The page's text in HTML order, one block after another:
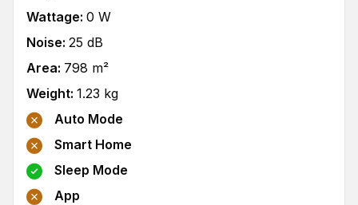
Wattage: 0 W
Noise: 25 dB
Area: 798 m²
Weight: 1.23 kg
Auto Mode
Smart Home
Sleep Mode
App